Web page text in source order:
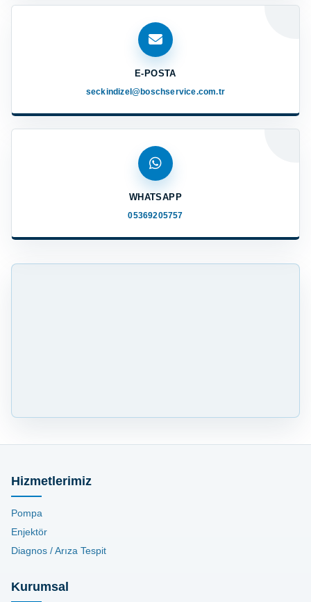
E-POSTA
seckindizel@boschservice.com.tr
WHATSAPP
05369205757
Hizmetlerimiz
Pompa
Enjektör
Diagnos / Arıza Tespit
Kurumsal